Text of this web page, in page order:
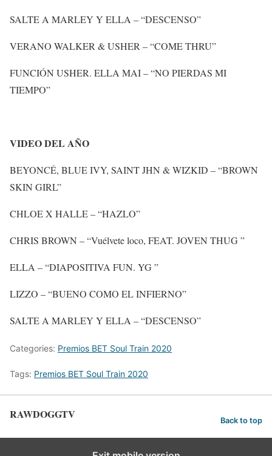
SALTE A MARLEY Y ELLA – “DESCENSO”
VERANO WALKER & USHER – “COME THRU”
FUNCIÓN USHER. ELLA MAI – “NO PIERDAS MI
TIEMPO”
VIDEO DEL AÑO
BEYONCÉ, BLUE IVY, SAINT JHN & WIZKID – “BROWN
SKIN GIRL”
CHLOE X HALLE – “HAZLO”
CHRIS BROWN – “Vuélvete loco, FEAT. JOVEN THUG ”
ELLA – “DIAPOSITIVA FUN. YG ”
LIZZO – “BUENO COMO EL INFIERNO”
SALTE A MARLEY Y ELLA – “DESCENSO”
Categories: Premios BET Soul Train 2020
Tags: Premios BET Soul Train 2020
RAWDOGGTV Back to top